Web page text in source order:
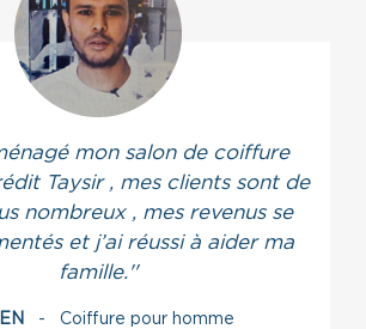
mon salon de coiffure
Taysir , mes clients sont de
nombreux , mes revenus se
et j’ai réussi à aider ma
famille.''
- Coiffure pour homme